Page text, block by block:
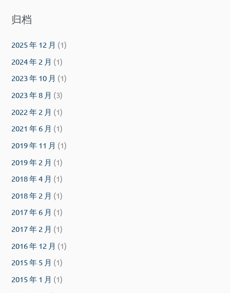
归档
2025 年 12 月 (1)
2024 年 2 月 (1)
2023 年 10 月 (1)
2023 年 8 月 (3)
2022 年 2 月 (1)
2021 年 6 月 (1)
2019 年 11 月 (1)
2019 年 2 月 (1)
2018 年 4 月 (1)
2018 年 2 月 (1)
2017 年 6 月 (1)
2017 年 2 月 (1)
2016 年 12 月 (1)
2015 年 5 月 (1)
2015 年 1 月 (1)